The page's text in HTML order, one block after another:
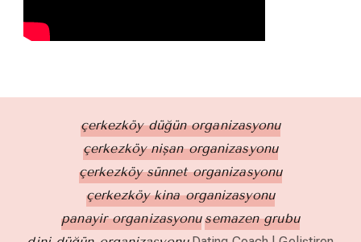
çerkezköy düğün organizasyonu
çerkezköy nişan organizasyonu
çerkezköy sünnet organizasyonu
çerkezköy kına organizasyonu
panayır organizasyonu semazen grubu